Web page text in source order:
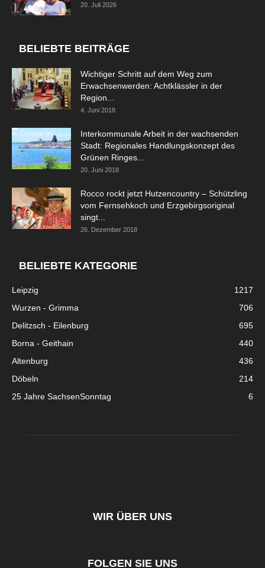
20. Juli 2026
BELIEBTE BEITRÄGE
Wichtiger Schritt auf dem Weg zum
Erwachsenwerden: Achtklässler in der
Region...
4. Juni 2018
Interkommunale Arbeit in der wachsenden
Stadt: Regionales Handlungskonzept des
Grünen Ringes...
20. Juni 2018
Rocco rockt jetzt Hutzencountry – Schützling
vom Fernsehkoch und Erzgebirgsoriginal
singt...
26. Dezember 2018
BELIEBTE KATEGORIE
Leipzig
1217
Wurzen - Grimma
706
Delitzsch - Eilenburg
695
Borna - Geithain
440
Altenburg
436
Döbeln
214
25 Jahre SachsenSonntag
6
WIR ÜBER UNS
FOLGEN SIE UNS